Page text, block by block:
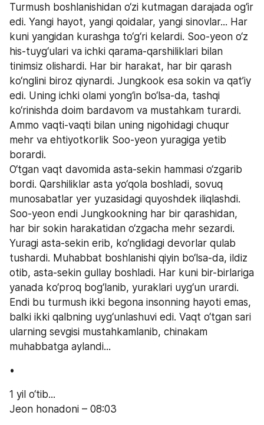
Turmush boshlanishidan o‘zi kutmagan darajada og‘ir
edi. Yangi hayot, yangi qoidalar, yangi sinovlar... Har
kuni yangidan kurashga to‘g‘ri kelardi. Soo-yeon o‘z
his-tuyg‘ulari va ichki qarama-qarshiliklari bilan
tinimsiz olishardi. Har bir harakat, har bir qarash
ko‘nglini biroz qiynardi. Jungkook esa sokin va qat’iy
edi. Uning ichki olami yong‘in bo‘lsa-da, tashqi
ko‘rinishda doim bardavom va mustahkam turardi.
Ammo vaqti-vaqti bilan uning nigohidagi chuqur
mehr va ehtiyotkorlik Soo-yeon yuragiga yetib
borardi.
O‘tgan vaqt davomida asta-sekin hammasi o‘zgarib
bordi. Qarshiliklar asta yo‘qola boshladi, sovuq
munosabatlar yer yuzasidagi quyoshdek iliqlashdi.
Soo-yeon endi Jungkookning har bir qarashidan,
har bir sokin harakatidan o‘zgacha mehr sezardi.
Yuragi asta-sekin erib, ko‘nglidagi devorlar qulab
tushardi. Muhabbat boshlanishi qiyin bo‘lsa-da, ildiz
otib, asta-sekin gullay boshladi. Har kuni bir-birlariga
yanada ko‘proq bog‘lanib, yuraklari uyg‘un urardi.
Endi bu turmush ikki begona insonning hayoti emas,
balki ikki qalbning uyg‘unlashuvi edi. Vaqt o‘tgan sari
ularning sevgisi mustahkamlanib, chinakam
muhabbatga aylandi...
•
1 yil o‘tib...
Jeon honadoni – 08:03